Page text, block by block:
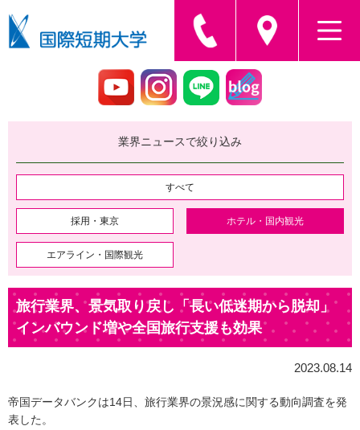
業界ニュースで絞り込み
すべて
採用・東京 ホテル・国内観光
エアライン・国際観光
旅行業界、景気取り戻し「長い低迷期から脱却」
インバウンド増や全国旅行支援も効果
2023.08.14
帝国データバンクは14日、旅行業界の景況感に関する動向調査を発
表した。